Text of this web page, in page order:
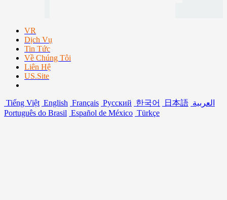
VR
Dịch Vụ
Tin Tức
Về Chúng Tôi
Liên Hệ
US.Site
Tiếng Việt English Français Русский 한국어 日本語 العربية
Português do Brasil Español de México Türkçe